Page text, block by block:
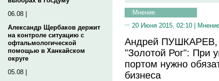
06.08 |
Александр Щербаков держит
на контроле ситуацию с
офтальмологической
помощью в Ханкайском
округе
05.08 |
Мнение
20 Июня 2015, 02:10 |
Андрей ПУШКАРЕВ,
"Золотой Рог": При
портом нужно
бизнеса